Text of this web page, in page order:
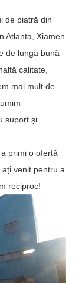
de piatră din
Atlanta, Xiamen
de lungă bună
calitate,
mai mult de
suport și
primi o ofertă
venit pentru a
reciproc!